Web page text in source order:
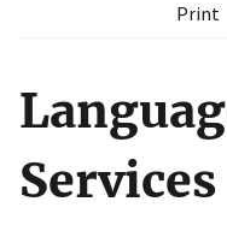
Print
Services